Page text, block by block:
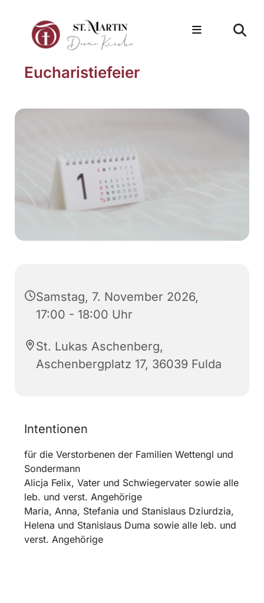
Eucharistiefeier
Samstag, 7. November 2026,
17:00 - 18:00 Uhr
St. Lukas Aschenberg,
Aschenbergplatz 17, 36039 Fulda
Intentionen
für die Verstorbenen der Familien Wettengl und
Sondermann
Alicja Felix, Vater und Schwiegervater sowie alle
leb. und verst. Angehörige
Maria, Anna, Stefania und Stanislaus Dziurdzia,
Helena und Stanislaus Duma sowie alle leb. und
verst. Angehörige